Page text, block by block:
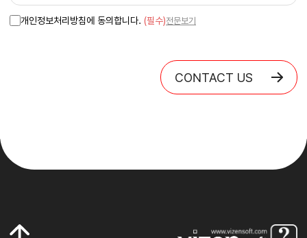
개인정보처리방침에 동의합니다. (필수)전문보기
CONTACT US